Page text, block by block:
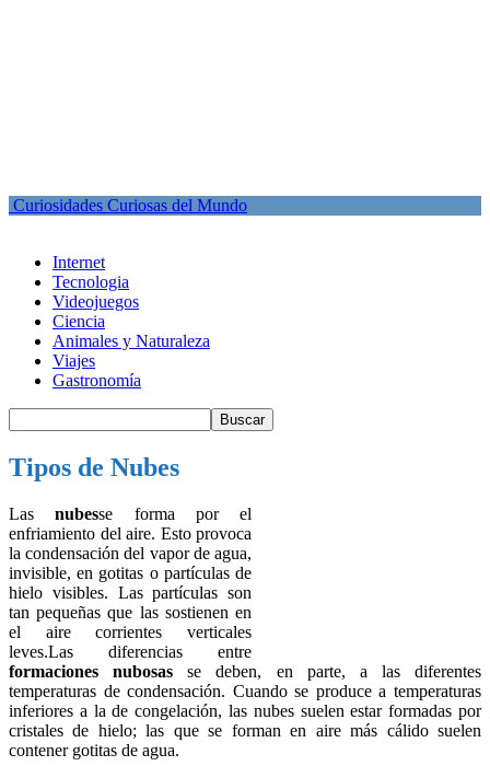
Curiosidades Curiosas del Mundo
Internet
Tecnologia
Videojuegos
Ciencia
Animales y Naturaleza
Viajes
Gastronomía
Tipos de Nubes
Lasnubesse forma por el
enfriamiento del aire. Esto provoca
la condensación del vapor de agua,
invisible, en gotitas o partículas de
hielo visibles. Las partículas son
tan pequeñas que las sostienen en
el aire corrientes verticales
leves.Las diferencias entre
formaciones nubosas se deben, en parte, a las diferentes
temperaturas de condensación. Cuando se produce a temperaturas
inferiores a la de congelación, las nubes suelen estar formadas por
cristales de hielo; las que se forman en aire más cálido suelen
contener gotitas de agua.